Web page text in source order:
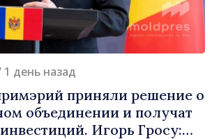
/ 1 день назад
приняли решение о
объединении и получат
Игорь Гросу: